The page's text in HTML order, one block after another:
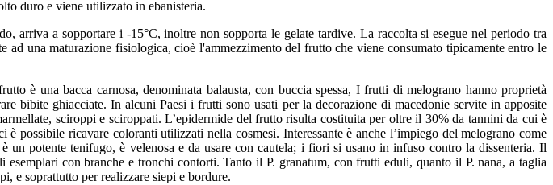
duro e viene utilizzato in ebanisteria.
arriva a sopportare i -15°C, inoltre non sopporta le gelate tardive. La raccolta si esegue nel periodo tra
una maturazione fisiologica, cioè l'ammezzimento del frutto che viene consumato tipicamente entro le
è una bacca carnosa, denominata balausta, con buccia spessa, I frutti di melograno hanno proprietà
bibite ghiacciate. In alcuni Paesi i frutti sono usati per la decorazione di macedonie servite in apposite
sciroppi e sciroppati. L’epidermide del frutto risulta costituita per oltre il 30% da tannini da cui è
possibile ricavare coloranti utilizzati nella cosmesi. Interessante è anche l’impiego del melograno come
potente tenifugo, è velenosa e da usare con cautela; i fiori si usano in infuso contro la dissenteria. Il
con branche e tronchi contorti. Tanto il P. granatum, con frutti eduli, quanto il P. nana, a taglia
e soprattutto per realizzare siepi e bordure.